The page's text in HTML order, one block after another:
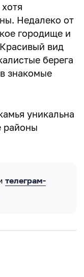
Недалеко от
городище и
вид
берега
знакомые
уникальна
районы
телеграм-